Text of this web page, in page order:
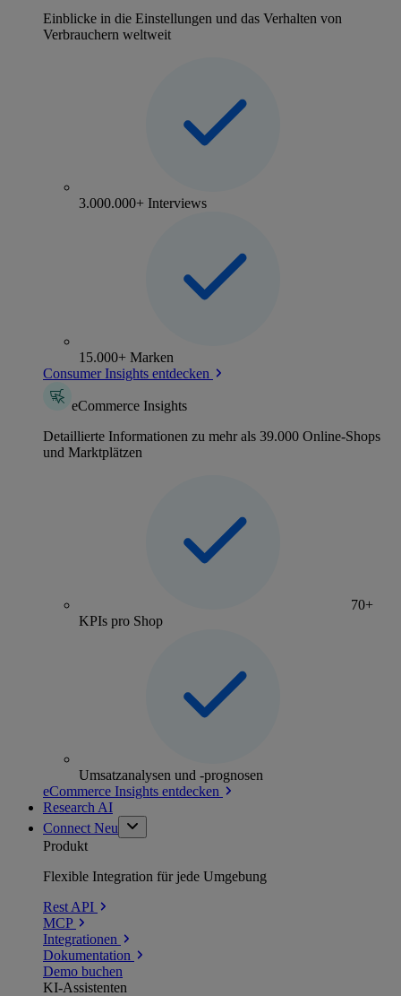
Einblicke in die Einstellungen und das Verhalten von
Verbrauchern weltweit
3.000.000+ Interviews
15.000+ Marken
Consumer Insights entdecken
eCommerce Insights
Detaillierte Informationen zu mehr als 39.000 Online-Shops
und Marktplätzen
70+
KPIs pro Shop
Umsatzanalysen und -prognosen
eCommerce Insights entdecken
Research AI
Connect Neu
Produkt
Flexible Integration für jede Umgebung
Rest API
MCP
Integrationen
Dokumentation
Demo buchen
KI-Assistenten